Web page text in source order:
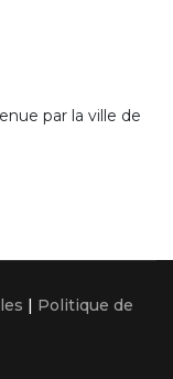
par la ville de
| Politique de